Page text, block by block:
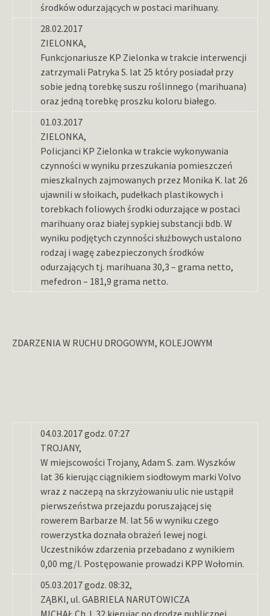
środków odurzających w postaci marihuany.
28.02.2017
ZIELONKA,
Funkcjonariusze KP Zielonka w trakcie interwencji
zatrzymali Patryka S. lat 25 który posiadał przy
sobie jedną torebkę suszu roślinnego (marihuana)
oraz jedną torebkę proszku koloru białego.
01.03.2017
ZIELONKA,
Policjanci KP Zielonka w trakcie wykonywania
czynności w wyniku przeszukania pomieszczeń
mieszkalnych zajmowanych przez Monika K. lat 26
ujawnili w słoikach, pudełkach plastikowych i
torebkach foliowych środki odurzające w postaci
marihuany oraz białej sypkiej substancji bdb. W
wyniku podjętych czynności służbowych ustalono
rodzaj i wagę zabezpieczonych środków
odurzających tj. marihuana 30,3 – grama netto,
mefedron – 181,9 grama netto.
ZDARZENIA W RUCHU DROGOWYM, KOLEJOWYM
04.03.2017 godz. 07:27
TROJANY,
W miejscowości Trojany, Adam S. zam. Wyszków
lat 36 kierując ciągnikiem siodłowym marki Volvo
wraz z naczepą na skrzyżowaniu ulic nie ustąpił
pierwszeństwa przejazdu poruszającej się
rowerem Barbarze M. lat 56 w wyniku czego
rowerzystka doznała obrażeń lewej nogi.
Uczestników zdarzenia przebadano z wynikiem
0,00 mg/l. Postępowanie prowadzi KPP Wołomin.
05.03.2017 godz. 08:32,
ZĄBKI, ul. GABRIELA NARUTOWICZA